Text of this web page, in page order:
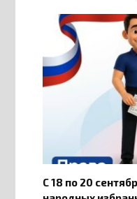
С 18 по 20